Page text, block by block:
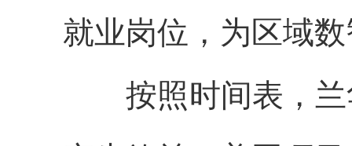
就业岗位，为区域
按照时间表，兰